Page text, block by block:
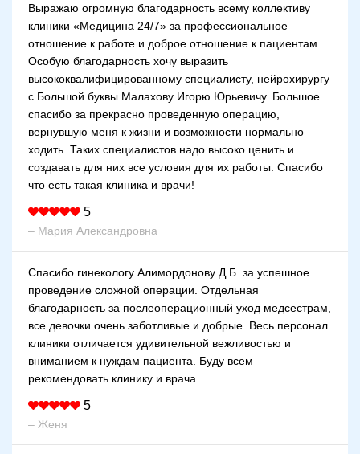
Выражаю огромную благодарность всему коллективу
клиники «Медицина 24/7» за профессиональное
отношение к работе и доброе отношение к пациентам.
Особую благодарность хочу выразить
высококвалифицированному специалисту, нейрохирургу
с Большой буквы Малахову Игорю Юрьевичу. Большое
спасибо за прекрасно проведенную операцию,
вернувшую меня к жизни и возможности нормально
ходить. Таких специалистов надо высоко ценить и
создавать для них все условия для их работы. Спасибо
что есть такая клиника и врачи!
5
– Мария Александровна
Спасибо гинекологу Алимордонову Д.Б. за успешное
проведение сложной операции. Отдельная
благодарность за послеоперационный уход медсестрам,
все девочки очень заботливые и добрые. Весь персонал
клиники отличается удивительной вежливостью и
вниманием к нуждам пациента. Буду всем
рекомендовать клинику и врача.
5
– Женя